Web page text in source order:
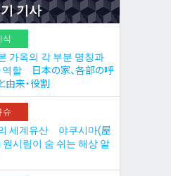
기사
식
가옥의 각 부분 명칭과
역할 日本の家、各部の呼
由来・役割
슈
세계유산 야쿠시마(屋
원시림이 숨 쉬는 해상 알